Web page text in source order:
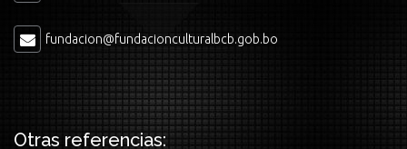
fundacion@fundacionculturalbcb.gob.bo
Otras referencias: